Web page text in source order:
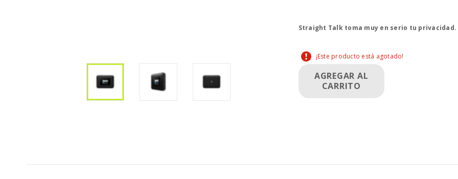
Straight Talk toma muy en serio tu privacidad.
¡Este producto está agotado!
AGREGAR AL
CARRITO